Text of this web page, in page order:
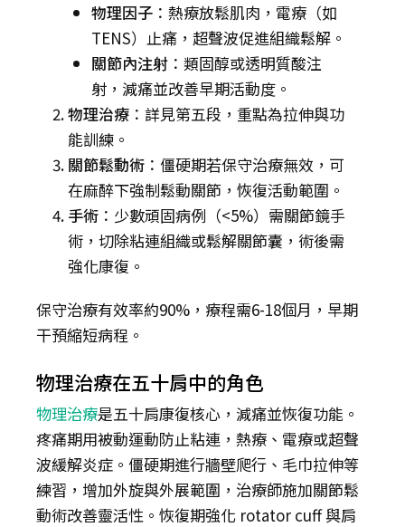
物理因子：熱療放鬆肌肉，電療（如
TENS）止痛，超聲波促進組織鬆解。
關節內注射：類固醇或透明質酸注
射，減痛並改善早期活動度。
物理治療 ：詳見第五段，重點為拉伸與功
能訓練。
關節鬆動術 ：僵硬期若保守治療無效，可
在麻醉下強制鬆動關節，恢復活動範圍。
手術 ：少數頑固病例（<5%）需關節鏡手
術，切除粘連組織或鬆解關節囊，術後需
強化康復。
保守治療有效率約90%，療程需6-18個月，早期
干預縮短病程。
物理治療在五十肩中的角色
物理治療是五十肩康復核心，減痛並恢復功能。
疼痛期用被動運動防止粘連，熱療、電療或超聲
波緩解炎症。僵硬期進行牆壁爬行、毛巾拉伸等
練習，增加外旋與外展範圍，治療師施加關節鬆
動術改善靈活性。恢復期強化 rotator cuff 與肩